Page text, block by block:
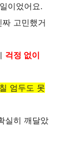
이었어요.
고민했거
걱정 없이
엄두도 못
실히 깨달았